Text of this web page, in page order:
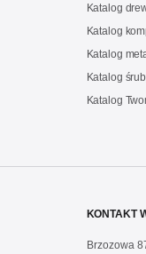
Katalog
Katalog
Katalog
Katalog
Katalog
KONTAKT
Brzozowa